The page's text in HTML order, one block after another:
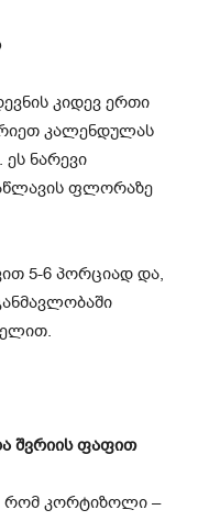
კიდევ ერთი
კალენდულას
ნარევი
ფლორაზე
5-6 პორციად და,
შვრიის ფაფით
რომ კორტიზოლი –